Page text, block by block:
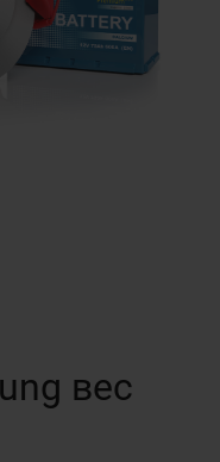
вес